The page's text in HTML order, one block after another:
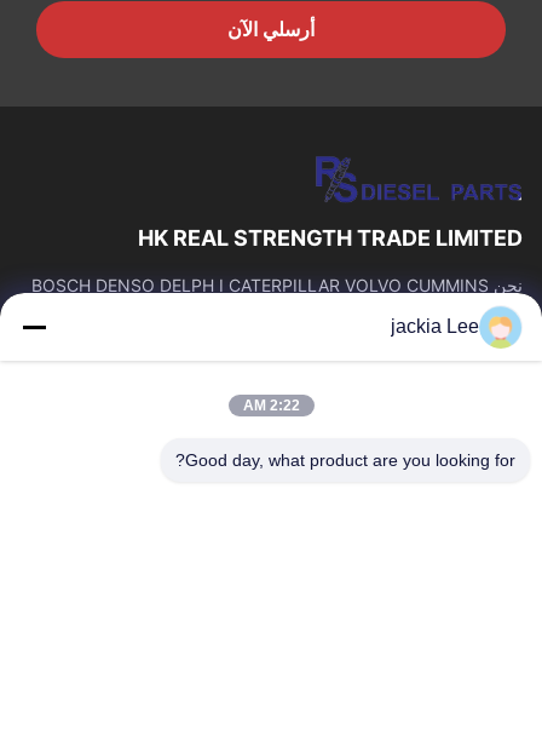
أرسلي الآن
HK REAL STRENGTH TRADE LIMITED
نحن BOSCH DENSO DELPH I CATERPILLAR VOLVO CUMMINS
9523.
روابط سريعة
المنتجات
حولنا
جولة في المصنع
jackia Lee
2:22 AM
Good day, what product are you looking for?